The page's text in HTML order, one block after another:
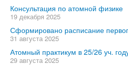
Консультация по атомной физике
19 декабря 2025
Сформировано расписание
31 августа 2025
Атомный практикум в 25/26 уч.
29 августа 2025